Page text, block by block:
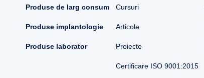
Produse de larg consum
Produse implantologie
Produse laborator
Cursuri
Articole
Proiecte
Certificare ISO 9001:2015